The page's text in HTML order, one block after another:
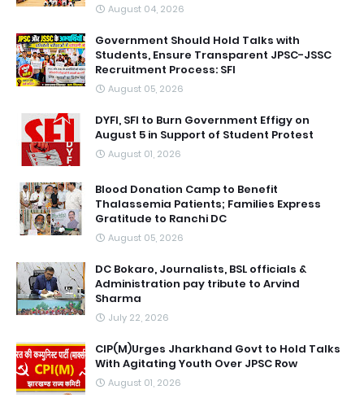
August 04, 2026
Government Should Hold Talks with
Students, Ensure Transparent JPSC-JSSC
Recruitment Process: SFI
August 05, 2026
DYFI, SFI to Burn Government Effigy on
August 5 in Support of Student Protest
August 01, 2026
Blood Donation Camp to Benefit
Thalassemia Patients; Families Express
Gratitude to Ranchi DC
August 05, 2026
DC Bokaro, Journalists, BSL officials &
Administration pay tribute to Arvind
Sharma
July 22, 2026
CIP(M)Urges Jharkhand Govt to Hold Talks
With Agitating Youth Over JPSC Row
August 01, 2026